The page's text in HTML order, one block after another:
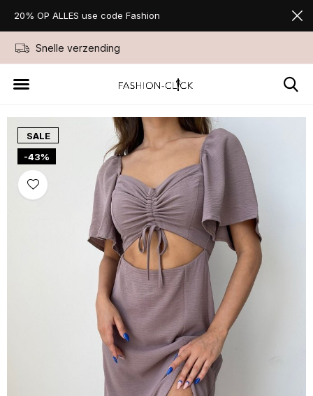
Snelle verzending
20% OP ALLES use code Fashion
SALE
-43%